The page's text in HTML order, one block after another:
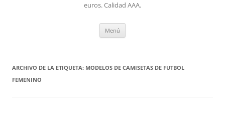
euros. Calidad AAA.
Menú
ARCHIVO DE LA ETIQUETA: MODELOS DE CAMISETAS DE FUTBOL
FEMENINO